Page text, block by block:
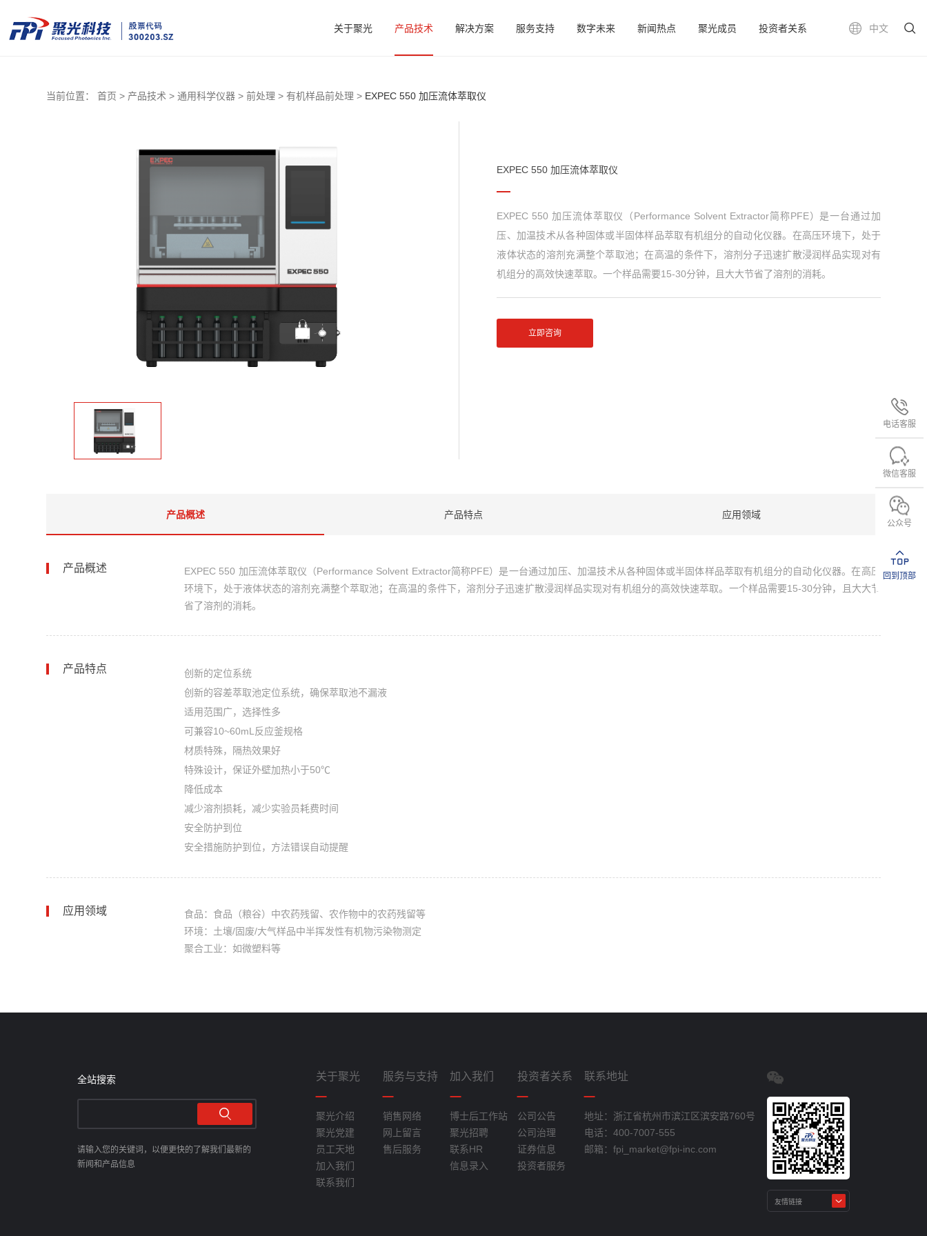
中文
关于聚光 产品技术 解决方案 服务支持 数字未来 新闻热点 聚光成员 投资者关系
电话客服
微信客服
公众号
回到顶部
当前位置： 首页 > 产品技术 > 通用科学仪器 > 前处理 > 有机样品前处理 > EXPEC 550 加压流体萃取仪
EXPEC 550 加压流体萃取仪
EXPEC 550 加压流体萃取仪（Performance Solvent Extractor简称PFE）是一台通过加
压、加温技术从各种固体或半固体样品萃取有机组分的自动化仪器。在高压环境下，处于
液体状态的溶剂充满整个萃取池；在高温的条件下，溶剂分子迅速扩散浸润样品实现对有
机组分的高效快速萃取。一个样品需要15-30分钟，且大大节省了溶剂的消耗。
立即咨询
产品概述 产品特点 应用领域
产品概述
EXPEC 550 加压流体萃取仪（Performance Solvent Extractor简称PFE）是一台通过加压、加温技术从各种固体或半固体样品萃取有机组分的自动化仪器。在高压
环境下，处于液体状态的溶剂充满整个萃取池；在高温的条件下，溶剂分子迅速扩散浸润样品实现对有机组分的高效快速萃取。一个样品需要15-30分钟，且大大节
省了溶剂的消耗。
产品特点
创新的定位系统
创新的容差萃取池定位系统，确保萃取池不漏液
适用范围广，选择性多
可兼容10~60mL反应釜规格
材质特殊，隔热效果好
特殊设计，保证外壁加热小于50℃
降低成本
减少溶剂损耗，减少实验员耗费时间
安全防护到位
安全措施防护到位，方法错误自动提醒
应用领域
食品：食品（粮谷）中农药残留、农作物中的农药残留等
环境：土壤/固废/大气样品中半挥发性有机物污染物测定
聚合工业：如微塑料等
全站搜索
请输入您的关键词，以便更快的了解我们最新的
新闻和产品信息
关于聚光
聚光介绍
聚光党建
员工天地
加入我们
联系我们
服务与支持
销售网络
网上留言
售后服务
加入我们
博士后工作站
聚光招聘
联系HR
信息录入
投资者关系
公司公告
公司治理
证券信息
投资者服务
联系地址
地址：浙江省杭州市滨江区滨安路760号
电话：400-7007-555
邮箱：fpi_market@fpi-inc.com